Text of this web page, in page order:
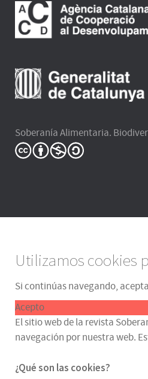
Soberanía Alimentaria.
Utilizamos cookies
Si continúas navegando,
Acepto
El sitio web de la revista
navegación por nuestra web.
¿Qué son las cookies?